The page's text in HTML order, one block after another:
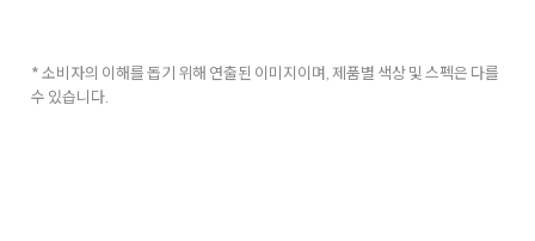
* 소비자의 이해를 돕기 위해 연출된 이미지이며, 제품별 색상 및 스펙은 다를
수 있습니다.